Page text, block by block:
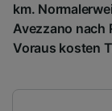
km.
Avezzano nach
Voraus kosten